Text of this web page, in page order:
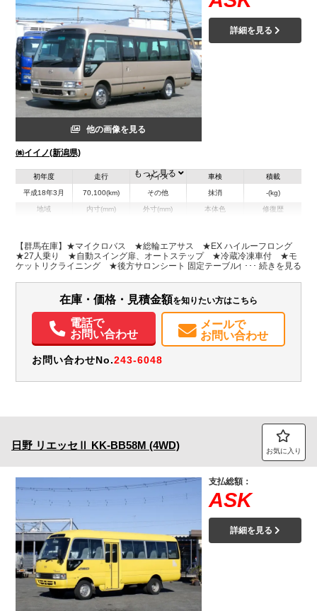
他の画像を見る
㈱イイノ(新潟県)
詳細を見る
初年度
平成18年3月
走行
70,100(km)
サイズ
その他
車検
抹消
積載
-(kg)
地域 内寸(mm) 外寸(mm)
H:2,620
本体色 修復歴
装備情報
パワステ
もっと見る
【群馬在庫】★マイクロバス ★総輪エアサス ★EX ハイルーフロング
★27人乗り ★自動スイング扉、オートステップ ★冷蔵冷凍車付 ★モ
ケットリクライニング ★後方サロンシート 固定テーブル付 ★メッシュ
在庫・価格・見積金額を知りたい方はこちら
電話で
お問い合わせ
メールで
お問い合わせ
お問い合わせNo.243-6048
日野 リエッセⅡ KK-BB58M (4WD) お気に入り
支払総額：
ASK
詳細を見る